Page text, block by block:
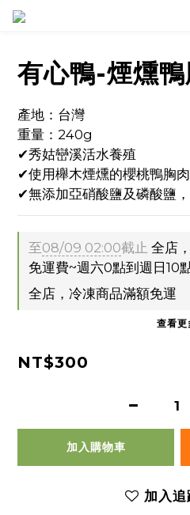
有心鴨-煙燻鴨
產地：台灣
重量：240g
✔秀姑巒溪活水養殖
✔使用櫸木煙燻的櫻桃鴨胸肉
✔無添加亞硝酸鹽及磷酸鹽
至08/09 02:00截止 全店
免運費~週六0點到週日10
全店，冷凍商品滿額免運
查看更
NT$300
加入購物車
加入